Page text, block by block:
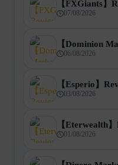
【FXGiants】
07/08/2026
【Dominion
06/08/2026
【Esperio】
03/08/2026
【Eterwealth
01/08/2026